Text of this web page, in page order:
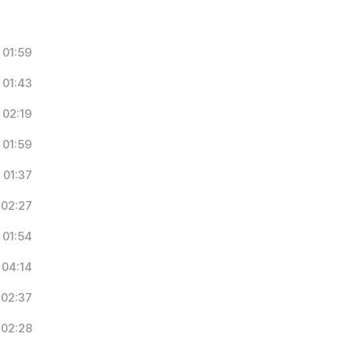
01:59
01:43
02:19
01:59
01:37
02:27
01:54
04:14
02:37
02:28